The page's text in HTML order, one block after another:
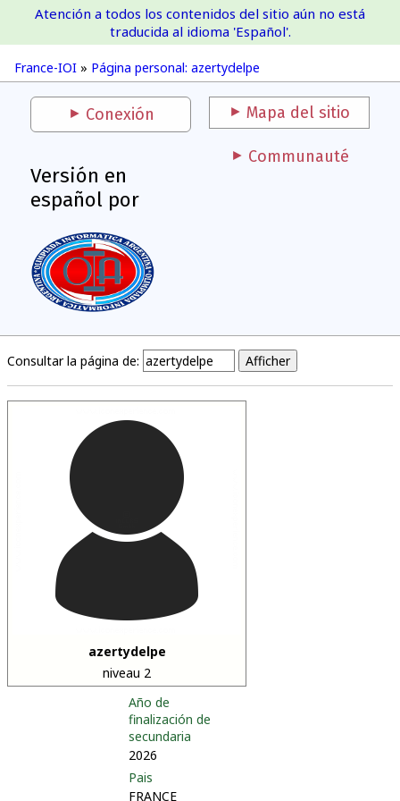
France-IOI
France-IOI » Página personal: azertydelpe
Atención a todos los contenidos del sitio aún no está
traducida al idioma 'Español'.
Conexión Mapa del sitio
Versión en
español por
Communauté
Consultar la página de:
azertydelpe
niveau 2
Año de
finalización de
secundaria
2026
Pais
FRANCE